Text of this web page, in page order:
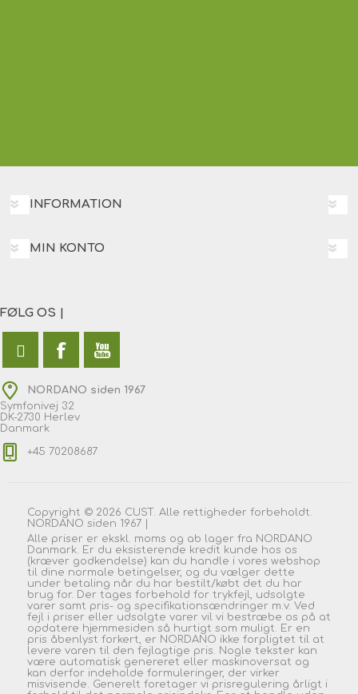
INFORMATION
MIN KONTO
FØLG OS |
NORDANO siden 1967
Symfonivej 32
DK-2730 Herlev
Danmark
+45 70208687
Copyright © 2026 CUST. Alle rettigheder forbeholdt.
NORDANO siden 1967 |
Alle priser er ekskl. moms og ab lager fra NORDANO
Danmark. Er du eksisterende kredit kunde hos os
(kræver godkendelse) kan du handle i vores webshop
til dine normale betingelser, og du vælger dette
under betaling når du har bestilt/købt det du har
brug for. Der tages forbehold for trykfejl, udsolgte
varer samt pris- og specifikationsændringer m.v. Ved
fejl i priser eller udsolgte varer vil vi bestræbe os på at
opdatere hjemmesiden så hurtigt som muligt. Er en
pris åbenlyst forkert, er NORDANO ikke forpligtet til at
levere varen til den fejlagtige pris. Nogle tekster kan
være automatisk genereret eller maskinoversat og
kan derfor indeholde formuleringer, der virker
misvisende. Generelt foretager vi prisregulering årligt i